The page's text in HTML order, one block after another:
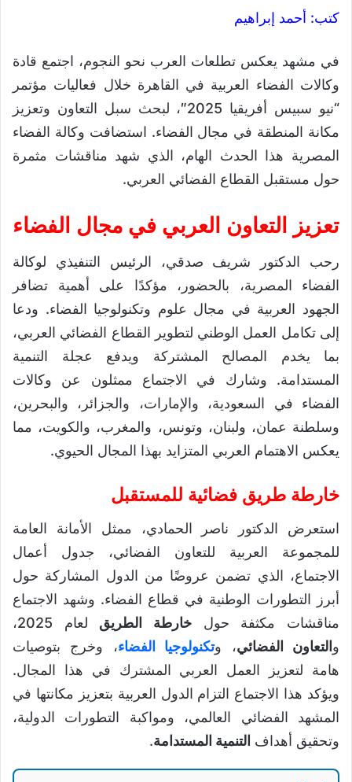
كتب: أحمد إبراهيم
في مشهد يعكس تطلعات العرب نحو النجوم، اجتمع قادة
وكالات الفضاء العربية في القاهرة خلال فعاليات مؤتمر
“نيو سبيس أفريقيا 2025″، لبحث سبل التعاون وتعزيز
مكانة المنطقة في مجال الفضاء. استضافت وكالة الفضاء
المصرية هذا الحدث الهام، الذي شهد مناقشات مثمرة
حول مستقبل القطاع الفضائي العربي.
تعزيز التعاون العربي في مجال الفضاء
رحب الدكتور شريف صدقي، الرئيس التنفيذي لوكالة
الفضاء المصرية، بالحضور، مؤكدًا على أهمية تضافر
الجهود العربية في مجال علوم وتكنولوجيا الفضاء. ودعا
إلى تكامل العمل الوطني لتطوير القطاع الفضائي العربي،
بما يخدم المصالح المشتركة ويدفع عجلة التنمية
المستدامة. وشارك في الاجتماع ممثلون عن وكالات
الفضاء في السعودية، والإمارات، والجزائر، والبحرين،
وسلطنة عمان، ولبنان، وتونس، والمغرب، والكويت، مما
يعكس الاهتمام العربي المتزايد بهذا المجال الحيوي.
خارطة طريق فضائية للمستقبل
استعرض الدكتور ناصر الحمادي، ممثل الأمانة العامة
للمجموعة العربية للتعاون الفضائي، جدول أعمال
الاجتماع، الذي تضمن عروضًا من الدول المشاركة حول
أبرز التطورات الوطنية في قطاع الفضاء. وشهد الاجتماع
مناقشات مكثفة حول خارطة الطريق
لعام 2025،
و التعاون الفضائي، وتكنولوجيا الفضاء، وخرج بتوصيات
هامة لتعزيز العمل العربي المشترك في هذا المجال.
ويؤكد هذا الاجتماع التزام الدول العربية بتعزيز مكانتها في
المشهد الفضائي العالمي، ومواكبة التطورات الدولية،
وتحقيق أهداف التنمية المستدامة.